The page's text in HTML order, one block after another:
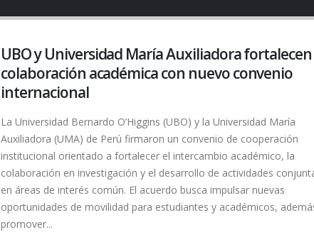
UBO y Universidad María Auxiliadora
colaboración académica con nuevo convenio
internacional
La Universidad Bernardo O’Higgins (UBO) y la Universidad María
Auxiliadora (UMA) de Perú firmaron un convenio de cooperación
institucional orientado a fortalecer el intercambio académico, la
colaboración en investigación y el desarrollo de actividades
en áreas de interés común. El acuerdo busca impulsar nuevas
oportunidades de movilidad para estudiantes y académicos,
promover...